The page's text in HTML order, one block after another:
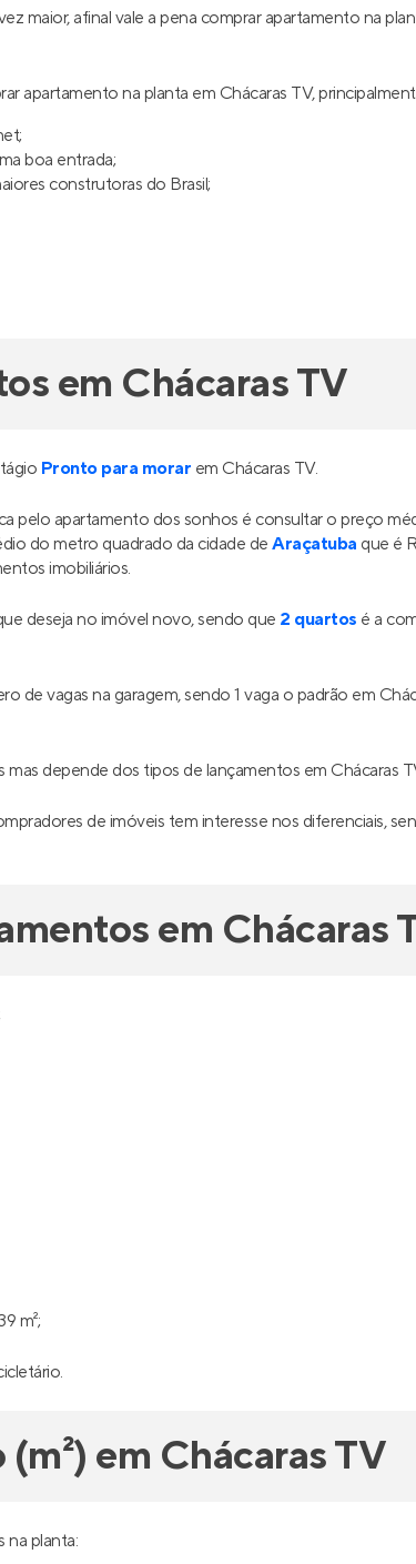
maior, afinal vale a pena comprar apartamento na
apartamento na planta em Chácaras TV,
boa entrada;
construtoras do Brasil;
em Chácaras TV
Pronto para morar em Chácaras TV.
pelo apartamento dos sonhos é consultar o preço
do metro quadrado da cidade deAraçatuba que é
imobiliários.
deseja no imóvel novo, sendo que 2 quartos é a
de vagas na garagem, sendo 1 vaga o padrão em
depende dos tipos de lançamentos em Chácaras
de imóveis tem interesse nos diferenciais,
em Chácaras
m²;
em Chácaras TV
na planta: